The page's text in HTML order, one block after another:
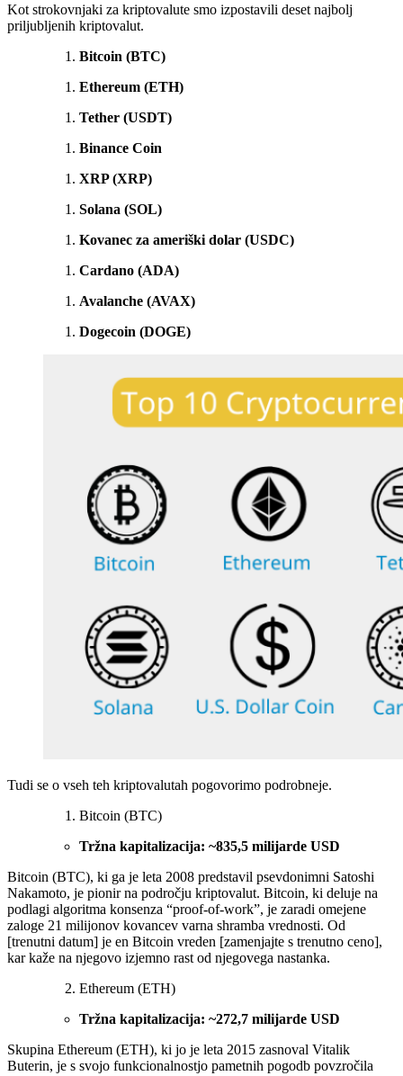
Kot strokovnjaki za kriptovalute smo izpostavili deset najbolj
priljubljenih kriptovalut.
Bitcoin (BTC)
Ethereum (ETH)
Tether (USDT)
Binance Coin
XRP (XRP)
Solana (SOL)
Kovanec za ameriški dolar (USDC)
Cardano (ADA)
Avalanche (AVAX)
Dogecoin (DOGE)
Tudi se o vseh teh kriptovalutah pogovorimo podrobneje.
Bitcoin (BTC)
Tržna kapitalizacija: ~835,5 milijarde USD
Bitcoin (BTC), ki ga je leta 2008 predstavil psevdonimni Satoshi
Nakamoto, je pionir na področju kriptovalut. Bitcoin, ki deluje na
podlagi algoritma konsenza “proof-of-work”, je zaradi omejene
zaloge 21 milijonov kovancev varna shramba vrednosti. Od
[trenutni datum] je en Bitcoin vreden [zamenjajte s trenutno ceno],
kar kaže na njegovo izjemno rast od njegovega nastanka.
Ethereum (ETH)
Tržna kapitalizacija: ~272,7 milijarde USD
Skupina Ethereum (ETH), ki jo je leta 2015 zasnoval Vitalik
Buterin, je s svojo funkcionalnostjo pametnih pogodb povzročila